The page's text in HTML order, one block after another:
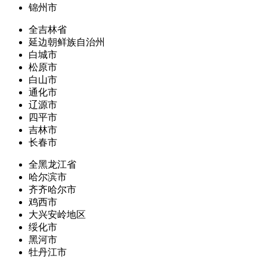
锦州市
全吉林省
延边朝鲜族自治州
白城市
松原市
白山市
通化市
辽源市
四平市
吉林市
长春市
全黑龙江省
哈尔滨市
齐齐哈尔市
鸡西市
大兴安岭地区
绥化市
黑河市
牡丹江市